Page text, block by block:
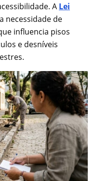
A Lei
necessidade de
influencia pisos
e desníveis